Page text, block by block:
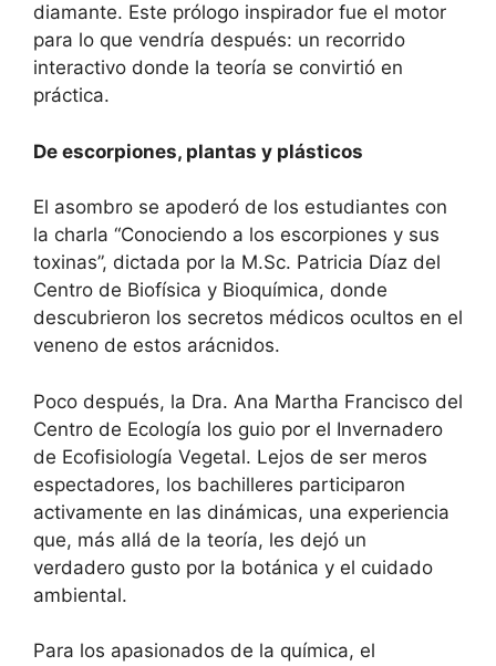
diamante. Este prólogo inspirador fue el motor
para lo que vendría después: un recorrido
interactivo donde la teoría se convirtió en
práctica.
​De escorpiones, plantas y plásticos
​El asombro se apoderó de los estudiantes con
la charla “Conociendo a los escorpiones y sus
toxinas”, dictada por la M.Sc. Patricia Díaz del
Centro de Biofísica y Bioquímica, donde
descubrieron los secretos médicos ocultos en el
veneno de estos arácnidos.
​Poco después, la Dra. Ana Martha Francisco del
Centro de Ecología los guio por el Invernadero
de Ecofisiología Vegetal. Lejos de ser meros
espectadores, los bachilleres participaron
activamente en las dinámicas, una experiencia
que, más allá de la teoría, les dejó un
verdadero gusto por la botánica y el cuidado
ambiental.
​Para los apasionados de la química, el